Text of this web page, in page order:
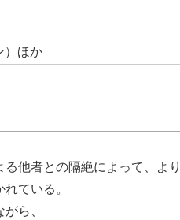
）ほか
他者との隔絶によって、より
ている。
ら、